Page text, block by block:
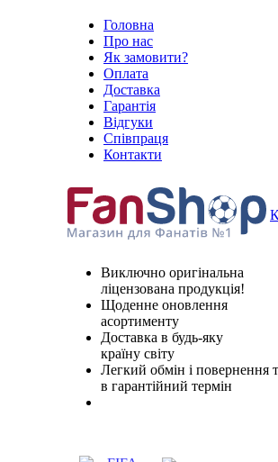
Головна
Про нас
Як замовити?
Оплата
Доставка
Гарантія
Відгуки
Співпраця
Контакти
Виключно оригінальна
ліцензована продукція!
Щоденне оновлення
асортименту
Доставка в будь-яку
країну світу
Легкий обмін і повернення
в гарантійний термін